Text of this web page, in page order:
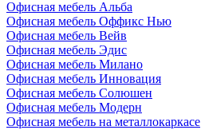
Офисная мебель Альба
Офисная мебель Оффикс Нью
Офисная мебель Вейв
Офисная мебель Эдис
Офисная мебель Милано
Офисная мебель Инновация
Офисная мебель Солюшен
Офисная мебель Модерн
Офисная мебель на металлокаркасе